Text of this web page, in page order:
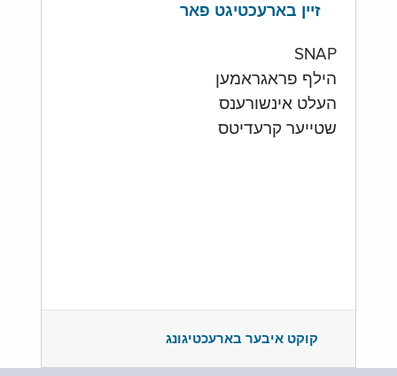
זיין בארעכטיגט פאר
SNAP
הילף פראגראמען
העלט אינשורענס
שטייער קרעדיטס
קוקט איבער בארעכטיגונג